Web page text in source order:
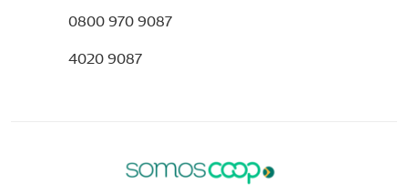
0800 970 9087
4020 9087